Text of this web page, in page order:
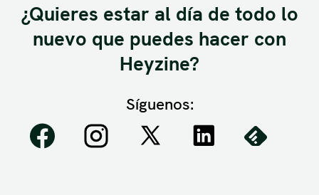
¿Quieres estar al día de todo lo
nuevo que puedes hacer con
Heyzine?
Síguenos: